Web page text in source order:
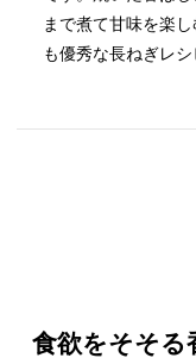
まで煮て甘味を楽
も優秀な長ねぎレ
食欲をそそる